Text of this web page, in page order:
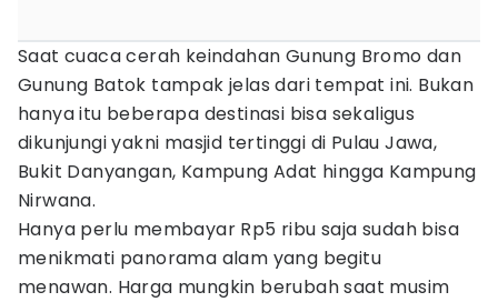
Saat cuaca cerah keindahan Gunung Bromo dan
Gunung Batok tampak jelas dari tempat ini. Bukan
hanya itu beberapa destinasi bisa sekaligus
dikunjungi yakni masjid tertinggi di Pulau Jawa,
Bukit Danyangan, Kampung Adat hingga Kampung
Nirwana.
Hanya perlu membayar Rp5 ribu saja sudah bisa
menikmati panorama alam yang begitu
menawan. Harga mungkin berubah saat musim